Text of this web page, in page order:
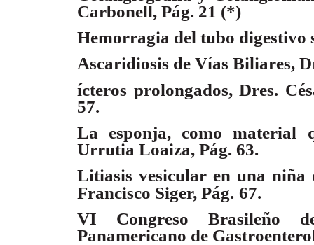
Carbonell, Pág. 21 (*)
Hemorragia del tubo digestivo
Ascaridiosis de Vías Biliares,
ícteros prolongados, Dres.
57.
La esponja, como material
Urrutia Loaiza, Pág. 63.
Litiasis vesicular en una niña
Francisco Siger, Pág. 67.
VI Congreso Brasileño
Panamericano de